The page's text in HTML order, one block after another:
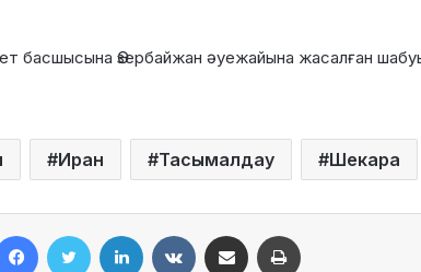
басшысына Әзербайжан әуежайына жасалған
Иран Тасымалдау Шекара